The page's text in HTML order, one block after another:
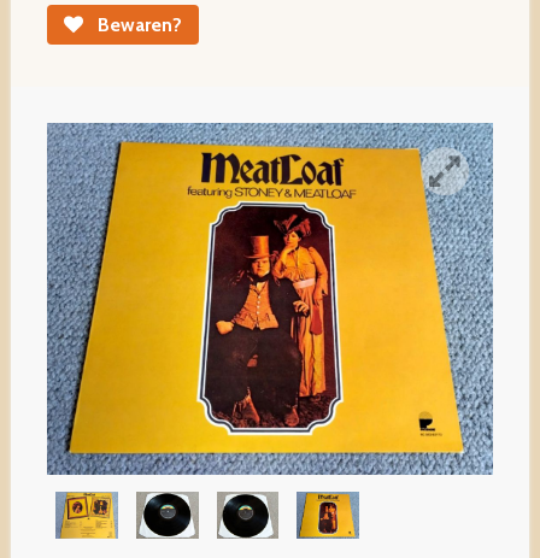
Bewaren?